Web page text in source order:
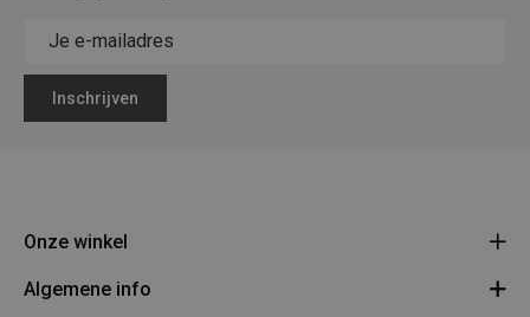
Inschrijven
Onze winkel
Legerstock Teunissen
Algemene info